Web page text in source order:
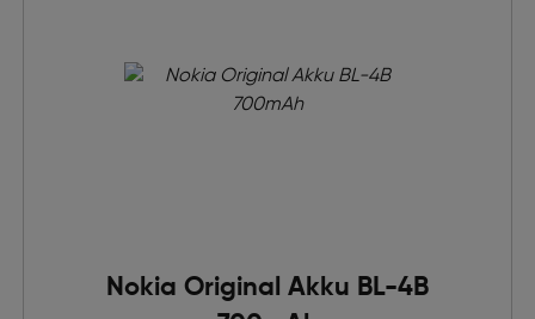
Nokia Original Akku BL-4B